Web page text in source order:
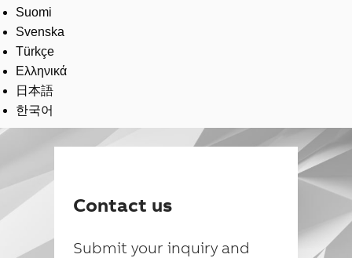
Suomi
Svenska
Türkçe
Ελληνικά
日本語
한국어
Contact us
Submit your inquiry and